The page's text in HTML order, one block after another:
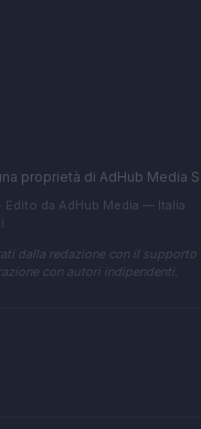
proprietà di AdHub Media
da AdHub Media — Italia
dalla redazione con il
con autori indipendenti.